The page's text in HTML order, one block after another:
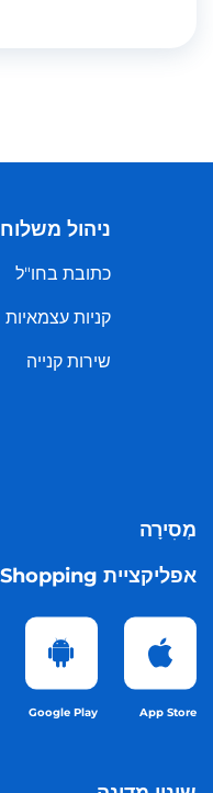
ניהול משלוח
כתובת בחו"ל
קניות עצמאיות
שירות קנייה
מְסִירָה
אפליקציית myMeest Shopping
App Store
Google Play